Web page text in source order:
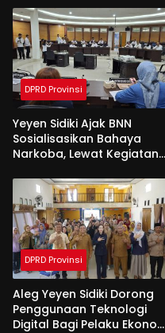
Apresiasi Dari Pemda
DPRD Provinsi
Yeyen Sidiki Ajak BNN
Sosialisasikan Bahaya
Narkoba, Lewat Kegiatan
DPRD Provinsi
Aleg Yeyen Sidiki Dorong
Penggunaan Teknologi
Digital Bagi Pelaku Ekonomi